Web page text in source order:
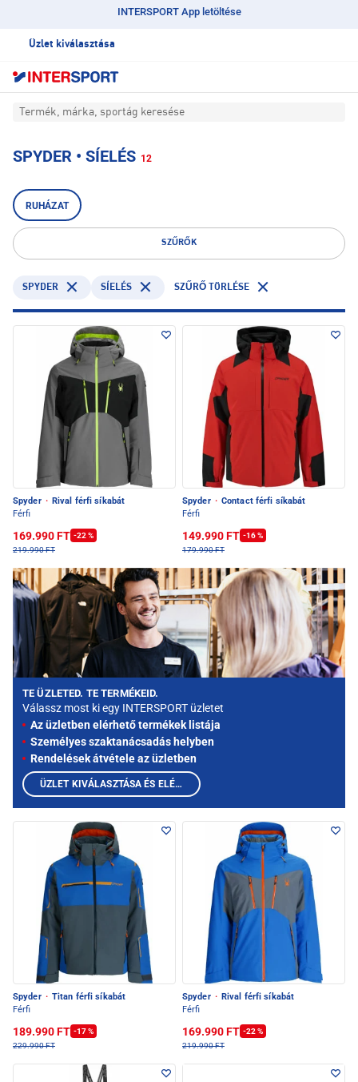
INTERSPORT App letöltése
Üzlet kiválasztása
Termék, márka, sportág keresése
SPYDER • SÍELÉS 12
RUHÁZAT
SZŰRŐK
SPYDER SÍELÉS SZŰRŐ TÖRLÉSE
Spyder · Rival férfi síkabát
Férfi
169.990 FT -22 %
219.990 FT
Spyder · Contact férfi síkabát
Férfi
149.990 FT -16 %
179.990 FT
Spyder · Titan férfi síkabát
Férfi
189.990 FT -17 %
229.990 FT
Spyder · Rival férfi síkabát
Férfi
169.990 FT -22 %
219.990 FT
TE ÜZLETED. TE TERMÉKEID.
Válassz most ki egy INTERSPORT üzletet
Az üzletben elérhető termékek listája
Személyes szaktanácsadás helyben
Rendelések átvétele az üzletben
ÜZLET KIVÁLASZTÁSA ÉS ELÉRHETŐ TERMÉKEK MEGTEKINTÉSE